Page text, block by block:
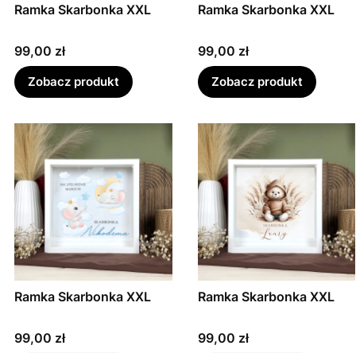
Ramka Skarbonka XXL
Cena
99,00 zł
Zobacz produkt
Ramka Skarbonka XXL
Cena
99,00 zł
Zobacz produkt
Ramka Skarbonka XXL
Cena
99,00 zł
Ramka Skarbonka XXL
Cena
99,00 zł